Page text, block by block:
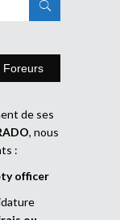
Foreurs
de ses
, nous
:
officer